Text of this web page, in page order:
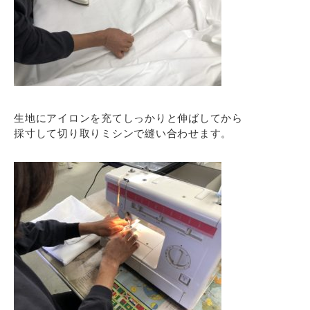
生地にアイロンを充てしっかりと伸ばしてから
採寸して切り取りミシンで縫い合わせます。